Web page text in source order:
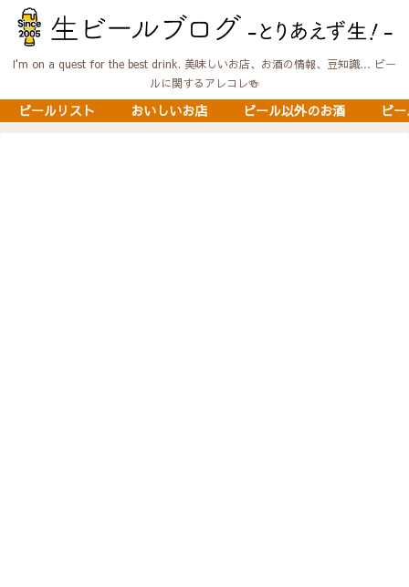
I'm on a quest for the best drink. 美味しいお店、お酒の情報、豆知識… ビー
ルに関するアレコレ🍻
ビールリスト おいしいお店 ビール以外のお酒 ビ